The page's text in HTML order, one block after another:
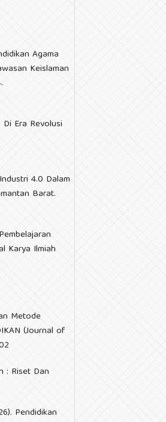
Agama
Keislaman
Era Revolusi
4.0 Dalam
Barat.
Karya Ilmiah
Metode
(Journal of
: Riset Dan
Pendidikan